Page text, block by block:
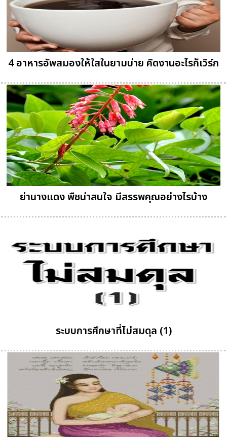
4 อาหารอัพสมองให้ใสในยามบ่าย คิดงานอะไรก็เวิร์ก
ย่านางแดง พืชน่าสนใจ มีสรรพคุณอย่างไรบ้าง
ระบบการศึกษาที่ไม่สมดุล (1)